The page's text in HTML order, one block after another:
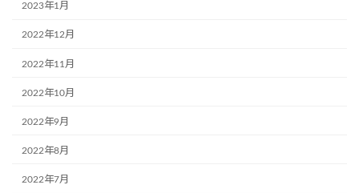
2023年1月
2022年12月
2022年11月
2022年10月
2022年9月
2022年8月
2022年7月